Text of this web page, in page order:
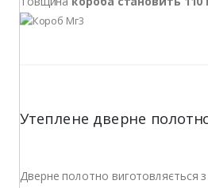
Утеплене дверне
Дверне полотно виготовляється